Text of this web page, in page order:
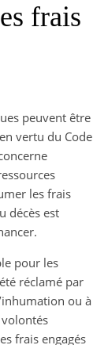
frais
peuvent être
vertu du Code
les frais
décès est
pour les
réclamé par
ou à
frais engagés